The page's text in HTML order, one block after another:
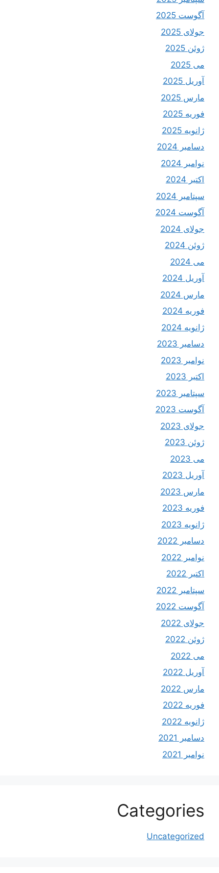
آگوست 2025
جولای 2025
ژوئن 2025
می 2025
آوریل 2025
مارس 2025
فوریه 2025
ژانویه 2025
دسامبر 2024
نوامبر 2024
اکتبر 2024
سپتامبر 2024
آگوست 2024
جولای 2024
ژوئن 2024
می 2024
آوریل 2024
مارس 2024
فوریه 2024
ژانویه 2024
دسامبر 2023
نوامبر 2023
اکتبر 2023
سپتامبر 2023
آگوست 2023
جولای 2023
ژوئن 2023
می 2023
آوریل 2023
مارس 2023
فوریه 2023
ژانویه 2023
دسامبر 2022
نوامبر 2022
اکتبر 2022
سپتامبر 2022
آگوست 2022
جولای 2022
ژوئن 2022
می 2022
آوریل 2022
مارس 2022
فوریه 2022
ژانویه 2022
دسامبر 2021
نوامبر 2021
Categories
Uncategorized